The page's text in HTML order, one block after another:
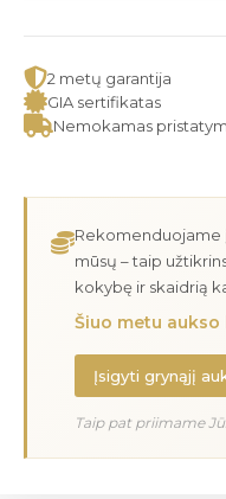
2 metų garantija
GIA sertifikatas
Nemokamas
Rekomenduojame
mūsų – taip
kokybę ir skaidrią
Šiuo metu aukso
Įsigyti grynąjį
Taip pat priimame